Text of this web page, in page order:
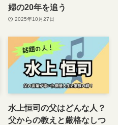
婦の20年を追う
2025年10月27日
水上恒司の父はどんな人？
父からの教えと厳格なしつ